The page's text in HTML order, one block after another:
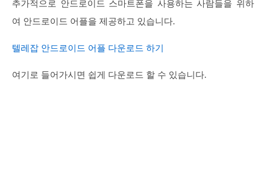
추가적으로 안드로이드 스마트폰을 사용하는 사람들을 위하
여 안드로이드 어플을 제공하고 있습니다.
텔레잡 안드로이드 어플 다운로드 하기
여기로 들어가시면 쉽게 다운로드 할 수 있습니다.